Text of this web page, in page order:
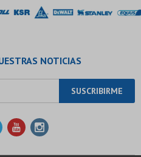
NOTICIAS
SUSCRIBIRME
 